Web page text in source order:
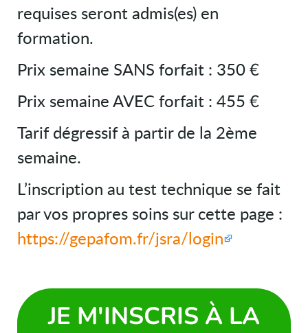
requises seront admis(es) en
formation.
Prix semaine SANS forfait : 350 €
Prix semaine AVEC forfait : 455 €
Tarif dégressif à partir de la 2ème
semaine.
L’inscription au test technique se fait
par vos propres soins sur cette page :
https://gepafom.fr/jsra/login
JE M'INSCRIS À LA